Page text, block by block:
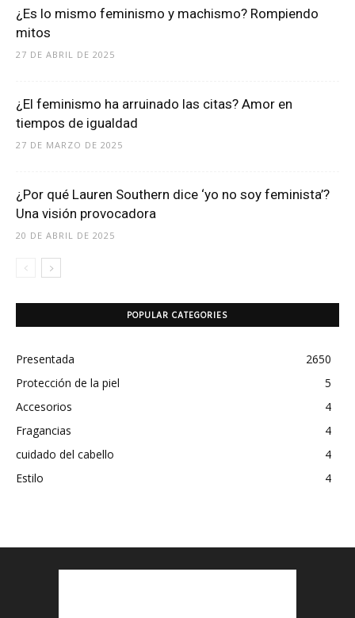
¿Es lo mismo feminismo y machismo? Rompiendo
mitos
27 DE ABRIL DE 2025
¿El feminismo ha arruinado las citas? Amor en
tiempos de igualdad
27 DE MARZO DE 2025
¿Por qué Lauren Southern dice ‘yo no soy feminista’?
Una visión provocadora
20 DE ABRIL DE 2025
POPULAR CATEGORIES
Presentada
2650
Protección de la piel
5
Accesorios
4
Fragancias
4
cuidado del cabello
4
Estilo
4